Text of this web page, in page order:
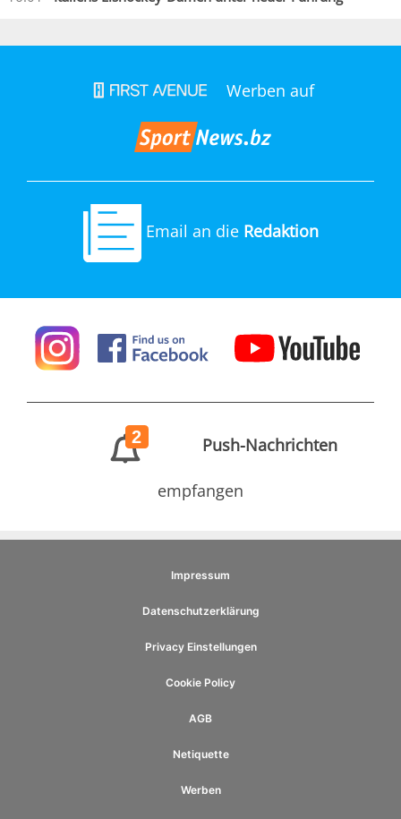
Werben auf
Email an die Redaktion
2 Push-Nachrichten
empfangen
Impressum
Datenschutzerklärung
Privacy Einstellungen
Cookie Policy
AGB
Netiquette
Werben